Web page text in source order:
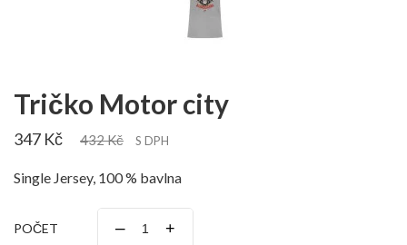
Tričko Motor city
347 Kč 432 Kč S DPH
Single Jersey, 100 % bavlna
POČET – +